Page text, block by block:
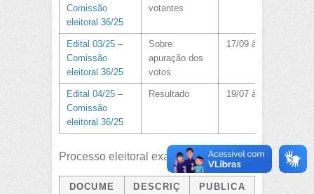
Comissão
eleitoral 36/25
votantes
Edital 03/25 –
Comissão
eleitoral 36/25
Sobre
apuração dos
votos
17/09 às 13:40
Edital 04/25 –
Comissão
eleitoral 36/25
Resultado 19/07 às 15:38
Processo eleitoral exatas – DQUI
DOCUME
DESCRIÇ
PUBLICA